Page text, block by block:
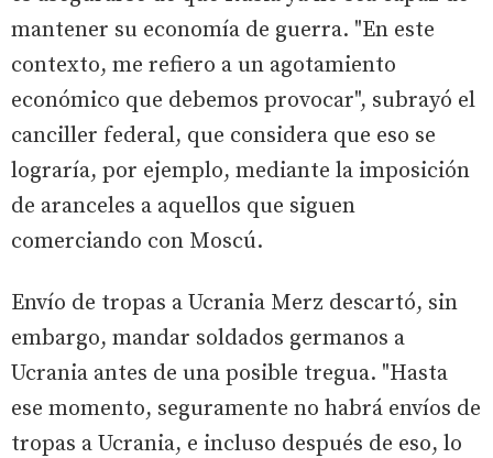
mantener su economía de guerra. "En este
contexto, me refiero a un agotamiento
económico que debemos provocar", subrayó el
canciller federal, que considera que eso se
lograría, por ejemplo, mediante la imposición
de aranceles a aquellos que siguen
comerciando con Moscú.
Envío de tropas a Ucrania Merz descartó, sin
embargo, mandar soldados germanos a
Ucrania antes de una posible tregua. "Hasta
ese momento, seguramente no habrá envíos de
tropas a Ucrania, e incluso después de eso, lo